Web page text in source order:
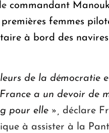
commandant
femmes
à bord des
de la démocratie
a un devoir de
pour elle », déclare
à assister à la